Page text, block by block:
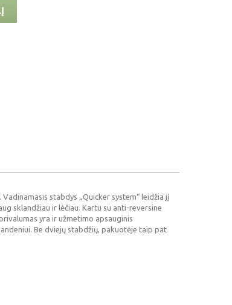
Vadinamasis stabdys „Quicker system“ leidžia jį
sklandžiau ir lėčiau. Kartu su anti-reversine
yra ir užmetimo apsauginis
Be dviejų stabdžių, pakuotėje taip pat